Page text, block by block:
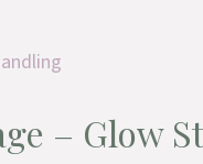
– Glow